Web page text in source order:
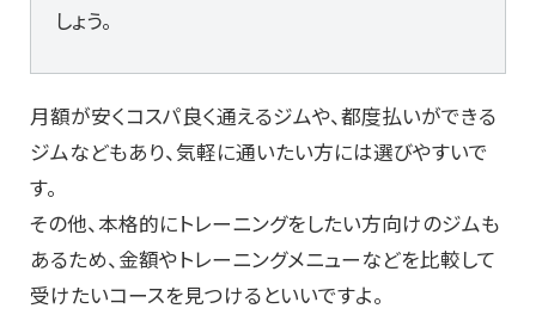
しょう。
月額が安くコスパ良く通えるジムや、都度払いができる
ジムなどもあり、気軽に通いたい方には選びやすいで
す。
その他、本格的にトレーニングをしたい方向けのジムも
あるため、金額やトレーニングメニューなどを比較して
受けたいコースを見つけるといいですよ。